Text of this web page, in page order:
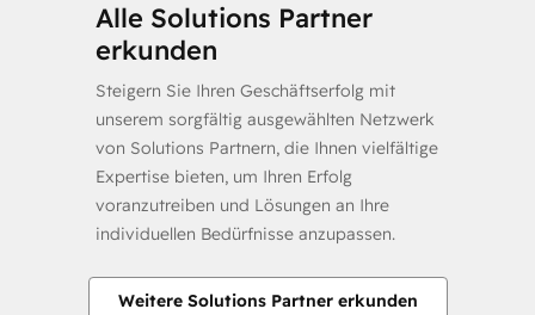
Alle Solutions Partner
erkunden
Steigern Sie Ihren Geschäftserfolg mit
unserem sorgfältig ausgewählten Netzwerk
von Solutions Partnern, die Ihnen vielfältige
Expertise bieten, um Ihren Erfolg
voranzutreiben und Lösungen an Ihre
individuellen Bedürfnisse anzupassen.
Weitere Solutions Partner erkunden